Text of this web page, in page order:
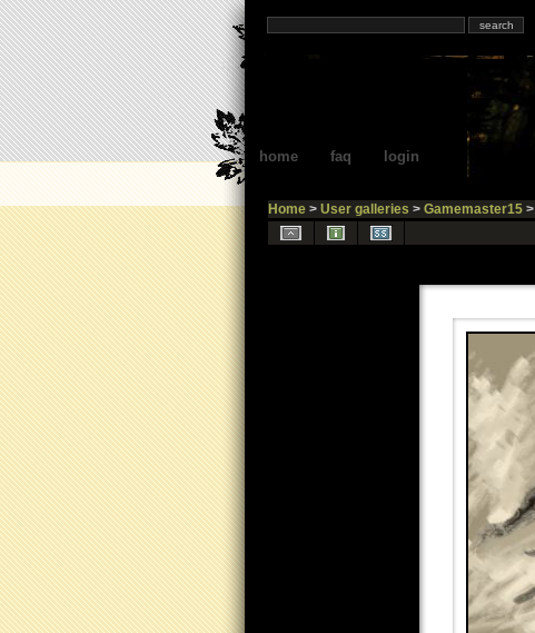
home faq login
Home> User galleries > Gamemaster15>